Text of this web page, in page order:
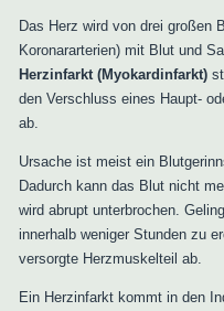
Das Herz wird von drei großen
Koronararterien) mit Blut und
Herzinfarkt (Myokardinfarkt)
den Verschluss eines Haupt-
ab.
Ursache ist meist ein
Dadurch kann das Blut nicht
wird abrupt unterbrochen.
innerhalb weniger Stunden zu
versorgte Herzmuskelteil ab.
Ein Herzinfarkt kommt in den